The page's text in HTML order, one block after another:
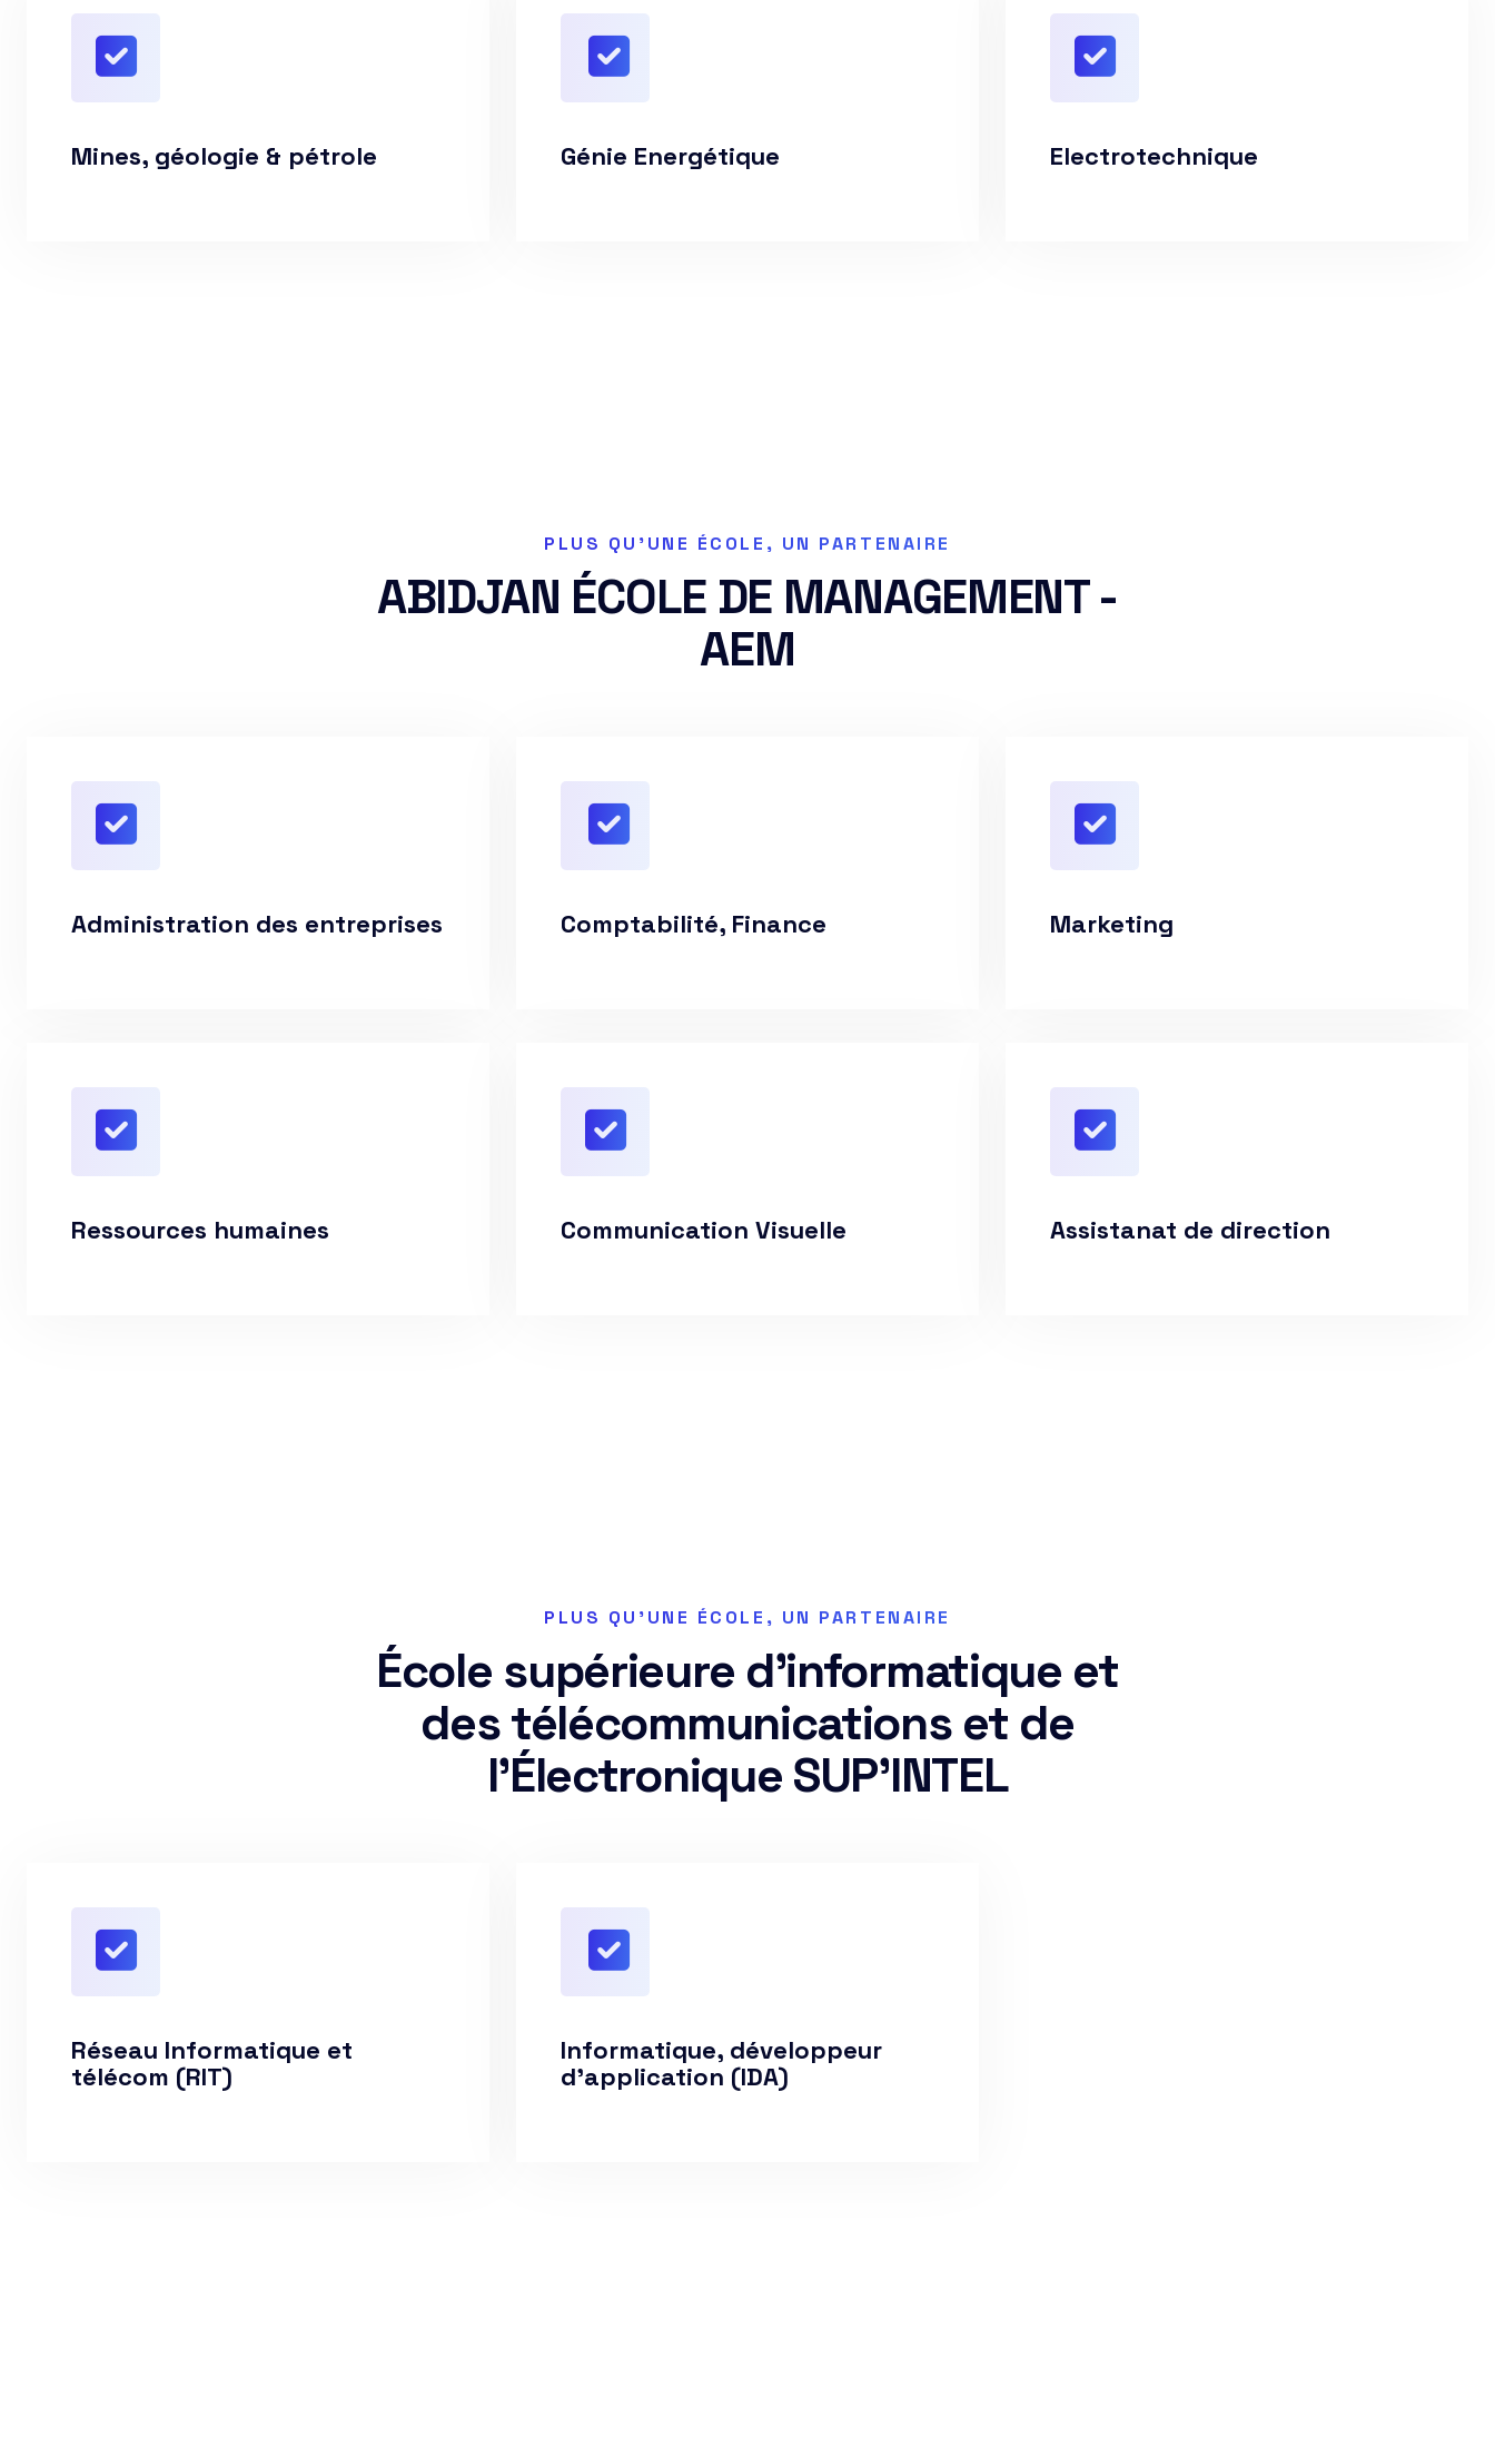
Mines, géologie & pétrole Génie Energétique Electrotechnique
PLUS QU'UNE ÉCOLE, UN PARTENAIRE
ABIDJAN ÉCOLE DE MANAGEMENT -
AEM
Administration des entreprises Comptabilité, Finance Marketing
Ressources humaines Communication Visuelle Assistanat de direction
PLUS QU'UNE ÉCOLE, UN PARTENAIRE
École supérieure d’informatique et
des télécommunications et de
l’Électronique SUP’INTEL
Réseau Informatique et
télécom (RIT)
Informatique, développeur
d’application (IDA)